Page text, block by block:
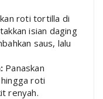
roti tortilla di
isian daging
saus, lalu
Panaskan
roti
renyah.